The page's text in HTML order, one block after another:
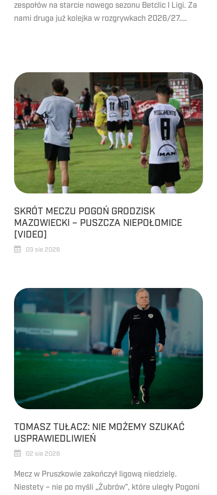
zespołów na starcie nowego sezonu Betclic I Ligi. Za
nami druga już kolejka w rozgrywkach 2026/27....
SKRÓT MECZU POGOŃ GRODZISK
MAZOWIECKI – PUSZCZA NIEPOŁOMICE
[VIDEO]
03 sie 2026
TOMASZ TUŁACZ: NIE MOŻEMY SZUKAĆ
USPRAWIEDLIWIEŃ
02 sie 2026
Mecz w Pruszkowie zakończył ligową niedzielę.
Niestety – nie po myśli „Żubrów”, które uległy Pogoni